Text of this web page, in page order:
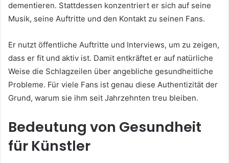
dementieren. Stattdessen konzentriert er sich auf seine
Musik, seine Auftritte und den Kontakt zu seinen Fans.
Er nutzt öffentliche Auftritte und Interviews, um zu zeigen,
dass er fit und aktiv ist. Damit entkräftet er auf natürliche
Weise die Schlagzeilen über angebliche gesundheitliche
Probleme. Für viele Fans ist genau diese Authentizität der
Grund, warum sie ihm seit Jahrzehnten treu bleiben.
Bedeutung von Gesundheit
für Künstler